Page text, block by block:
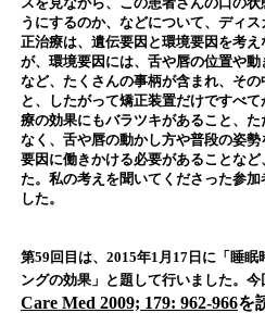
うにするのか、などについて、ディ
正治療は、遺伝要因と環境要因を考
が、環境要因には、舌や唇の位置や
など、たくさんの事柄が含まれ、そ
と、したがって矯正装置だけですべ
療の効果にもバラツキがあること、
なく、舌や唇の動かし方や普段の姿
要因に働きかける必要があることな
た。私の考えを聞いてくださった参
した。
第59回目は、2015年1月17日に「睡
ングの効果」と題して行いました。今
Care Med 2009; 179: 962-966を